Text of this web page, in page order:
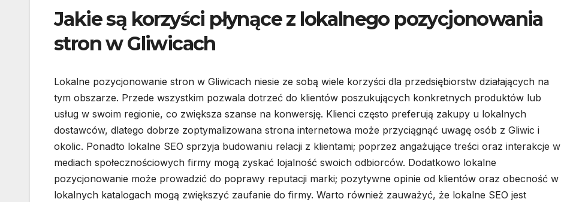
Jakie są korzyści płynące z lokalnego pozycjonowania
stron w Gliwicach
Lokalne pozycjonowanie stron w Gliwicach niesie ze sobą wiele korzyści dla przedsiębiorstw działających na
tym obszarze. Przede wszystkim pozwala dotrzeć do klientów poszukujących konkretnych produktów lub
usług w swoim regionie, co zwiększa szanse na konwersję. Klienci często preferują zakupy u lokalnych
dostawców, dlatego dobrze zoptymalizowana strona internetowa może przyciągnąć uwagę osób z Gliwic i
okolic. Ponadto lokalne SEO sprzyja budowaniu relacji z klientami; poprzez angażujące treści oraz interakcje w
mediach społecznościowych firmy mogą zyskać lojalność swoich odbiorców. Dodatkowo lokalne
pozycjonowanie może prowadzić do poprawy reputacji marki; pozytywne opinie od klientów oraz obecność w
lokalnych katalogach mogą zwiększyć zaufanie do firmy. Warto również zauważyć, że lokalne SEO jest